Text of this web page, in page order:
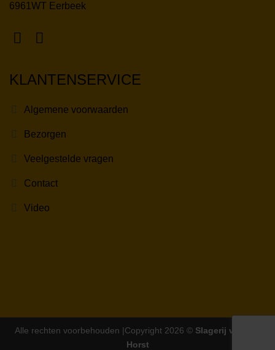
6961WT Eerbeek
KLANTENSERVICE
Algemene voorwaarden
Bezorgen
Veelgestelde vragen
Contact
Video
Alle rechten voorbehouden |Copyright 2026 © Slagerij van der
Horst